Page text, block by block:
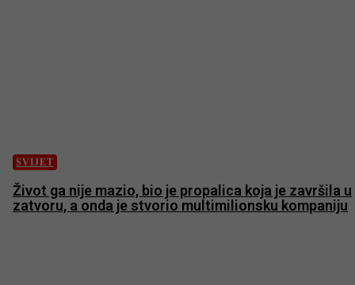
SVIJET
Život ga nije mazio, bio je propalica koja je završila u
zatvoru, a onda je stvorio multimilionsku kompaniju